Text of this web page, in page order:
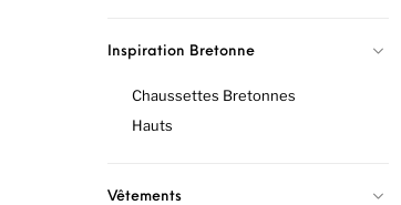
Inspiration Bretonne
Chaussettes Bretonnes
Hauts
Vêtements